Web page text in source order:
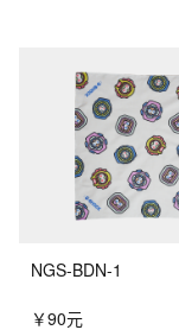
NGS-BDN-1
￥90元